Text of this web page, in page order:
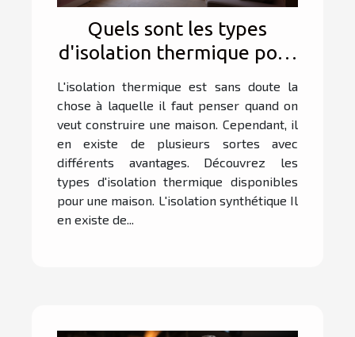
Quels sont les types
d'isolation thermique pour
L'isolation thermique est sans doute la
chose à laquelle il faut penser quand on
veut construire une maison. Cependant, il
en existe de plusieurs sortes avec
différents avantages. Découvrez les
types d'isolation thermique disponibles
pour une maison. L'isolation synthétique Il
en existe de...